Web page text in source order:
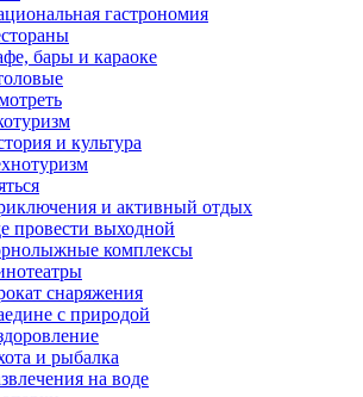
гастрономия
бары и караоке
и культура
и активный отдых
провести выходной
комплексы
снаряжения
с природой
и рыбалка
на воде